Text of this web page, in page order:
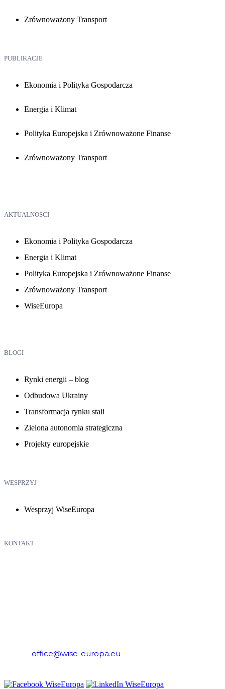
Zrównoważony Transport
PUBLIKACJE
Ekonomia i Polityka Gospodarcza
Energia i Klimat
Polityka Europejska i Zrównoważone Finanse
Zrównoważony Transport
AKTUALNOŚCI
Ekonomia i Polityka Gospodarcza
Energia i Klimat
Polityka Europejska i Zrównoważone Finanse
Zrównoważony Transport
WiseEuropa
BLOGI
Rynki energii – blog
Odbudowa Ukrainy
Transformacja rynku stali
Zielona autonomia strategiczna
Projekty europejskie
WESPRZYJ
Wesprzyj WiseEuropa
KONTAKT
office@wise-europa.eu